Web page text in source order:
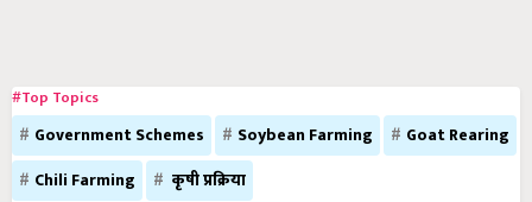
#Top Topics
Government Schemes Soybean Farming
Goat Rearing
Chili Farming
कृषी प्रक्रिया